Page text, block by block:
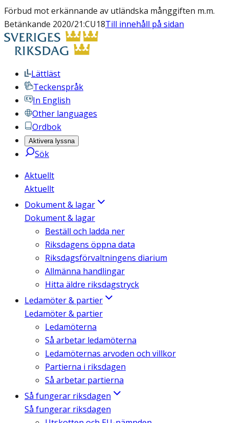
Förbud mot erkännande av utländska månggiften m.m.
Betänkande 2020/21:CU18Till innehåll på sidan
Lättläst
Teckenspråk
In English
Other languages
Ordbok
Aktivera lyssna
Sök
Aktuellt
Aktuellt
Dokument & lagar
Dokument & lagar
Beställ och ladda ner
Riksdagens öppna data
Riksdagsförvaltningens diarium
Allmänna handlingar
Hitta äldre riksdagstryck
Ledamöter & partier
Ledamöter & partier
Ledamöterna
Så arbetar ledamöterna
Ledamöternas arvoden och villkor
Partierna i riksdagen
Så arbetar partierna
Så fungerar riksdagen
Så fungerar riksdagen